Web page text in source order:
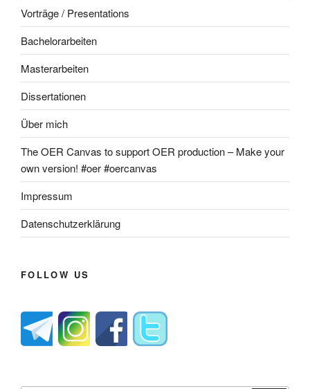
Vorträge / Presentations
Bachelorarbeiten
Masterarbeiten
Dissertationen
Über mich
The OER Canvas to support OER production – Make your
own version! #oer #oercanvas
Impressum
Datenschutzerklärung
FOLLOW US